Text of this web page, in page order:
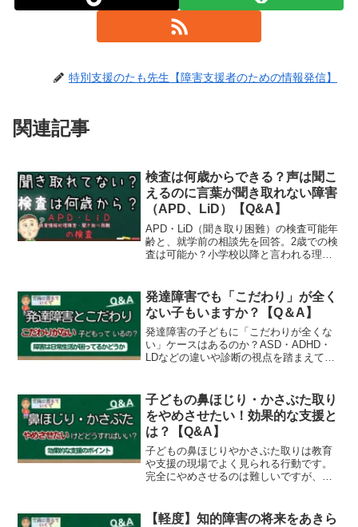
特別支援のたも先生【障害支援者のための情報発信】
関連記事
検査は何歳からできる？声は聞こ
えるのに言葉が聞き取れない障害
（APD、LiD）【Q&A】
APD・LiD（聞き取り困難）の検査可能年
齢と、就学前の相談先を回答。2歳での検
査は可能か？小学校以降と言われる理由
かりやすく解説します。
発達障害でも「こだわり」が全く
ない子もいますか？【Q＆A】
発達障害の子どもに「こだわりが全くな
い」ケースはあるのか？ASD・ADHD・
LDなどの違いや診断の視点を踏まえて、
子どもの鼻ほじり・かさぶた取り
をやめさせたい！効果的な支援と
は？【Q&A】
子どもの鼻ほじりやかさぶた取りは教育
や支援の現場でよく見られる行動です。
完全にやめさせるのは難しいですが、対
を解説します。
【軽度】知的障害の将来をあきら